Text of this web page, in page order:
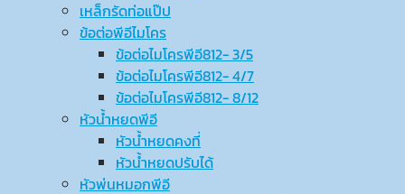
เหล็กรัดท่อแป๊ป
ข้อต่อพีอีไมโคร
ข้อต่อไมโครพีอี812- 3/5
ข้อต่อไมโครพีอี812- 4/7
ข้อต่อไมโครพีอี812- 8/12
หัวน้ำหยดพีอี
หัวน้ำหยดคงที่
หัวน้ำหยดปรับได้
หัวพ่นหมอกพีอี